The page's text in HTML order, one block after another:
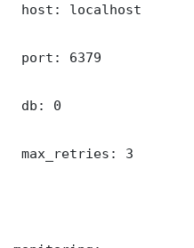
host: localhost
port: 6379
db: 0
max_retries: 3